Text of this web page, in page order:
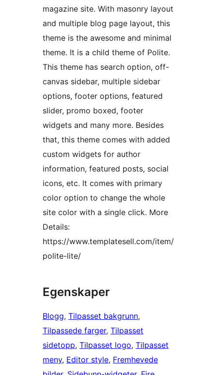
magazine site. With masonry layout
and multiple blog page layout, this
theme is the awesome and minimal
theme. It is a child theme of Polite.
This theme has search option, off-
canvas sidebar, multiple sidebar
options, footer options, featured
slider, promo boxed, footer
widgets and many more. Besides
that, this theme comes with added
custom widgets for author
information, featured posts, social
icons, etc. It comes with primary
color option to change the whole
site color with a single click. More
Details:
https://www.templatesell.com/item/
polite-lite/
Egenskaper
Blogg, Tilpasset bakgrunn
Tilpassede farger, Tilpasset
sidetopp, Tilpasset logo, Tilpasset
meny, Editor style, Fremhevede